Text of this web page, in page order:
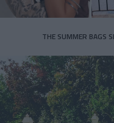
THE SUMMER BAGS